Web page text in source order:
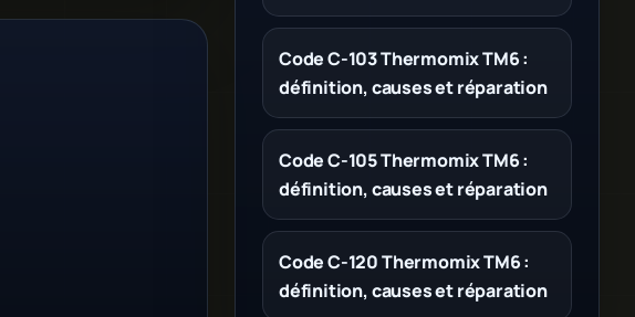
Code C-103 Thermomix TM6 :
définition, causes et réparation
Code C-105 Thermomix TM6 :
définition, causes et réparation
Code C-120 Thermomix TM6 :
définition, causes et réparation